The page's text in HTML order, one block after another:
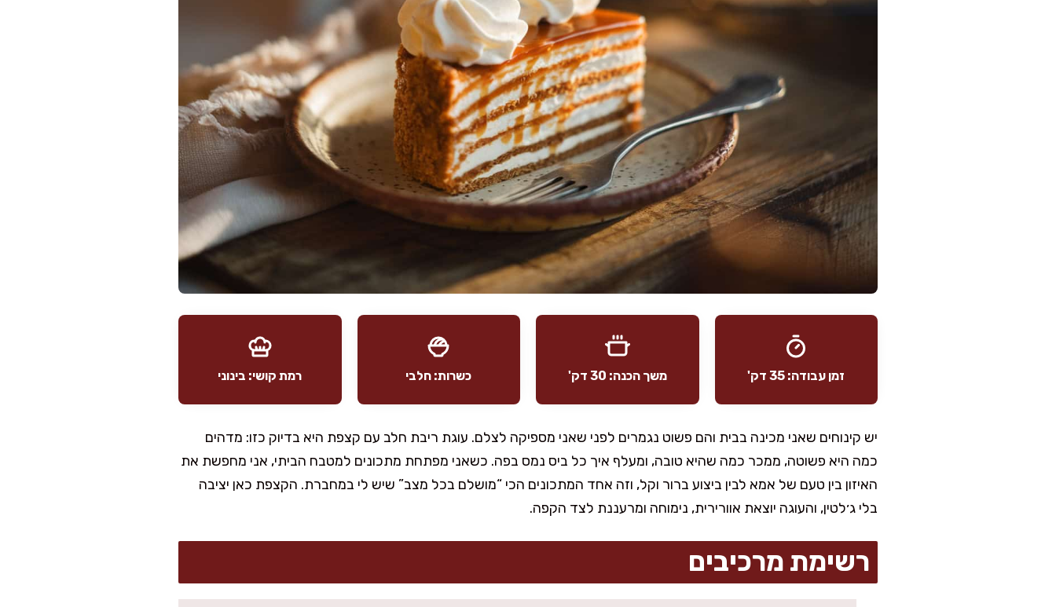
זמן עבודה: 35 דק' משך הכנה: 30 דק' כשרות: חלבי רמת קושי: בינוני
יש קינוחים שאני מכינה בבית והם פשוט נגמרים לפני שאני מספיקה לצלם. עוגת ריבת חלב עם קצפת היא בדיוק כזו: מדהים
כמה היא פשוטה, ממכר כמה שהיא טובה, ומעלף איך כל ביס נמס בפה. כשאני מפתחת מתכונים למטבח הביתי, אני מחפשת את
האיזון בין טעם של אמא לבין ביצוע ברור וקל, וזה אחד המתכונים הכי “מושלם בכל מצב” שיש לי במחברת. הקצפת כאן יציבה
בלי ג׳לטין, והעוגה יוצאת אוורירית, נימוחה ומרעננת לצד הקפה.
רשימת מרכיבים